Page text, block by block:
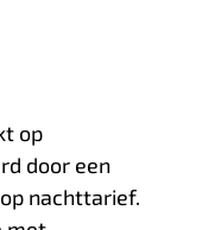
op
door een
nachttarief.